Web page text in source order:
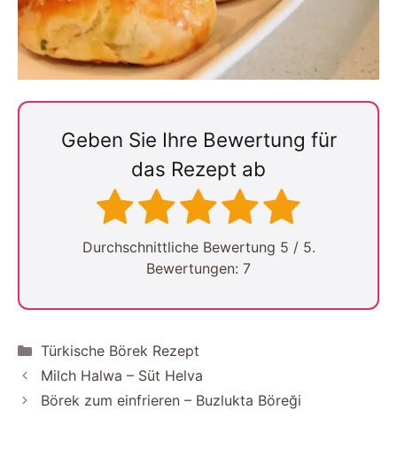
Geben Sie Ihre Bewertung für
das Rezept ab
Durchschnittliche Bewertung 5 / 5.
Bewertungen: 7
Kategorien
Türkische Börek Rezept
Milch Halwa – Süt Helva
Börek zum einfrieren – Buzlukta Böreği